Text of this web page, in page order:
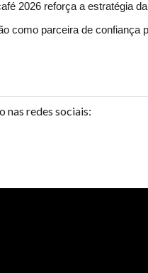
2026 reforça a estratégia
como parceira de confiança
nas redes sociais: